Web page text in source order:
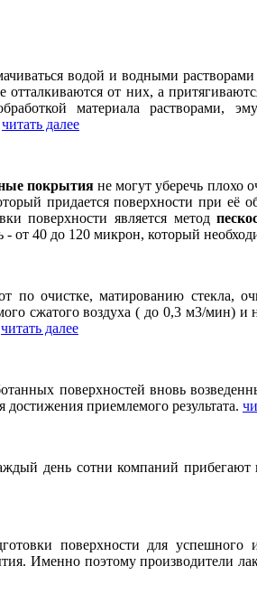
водой и водными
от них, а
материала растворами,
читать далее
покрытияне могут уберечь плохо
придается поверхности при её
поверхности является метод
от 40 до 120 микрон, который
по очистке, матированию стекла,
сжатого воздуха ( до 0,3 м3/мин)
читать далее
поверхностей вновь
приемлемого результата.
день сотни компаний
поверхности для успешного
Именно поэтому производители